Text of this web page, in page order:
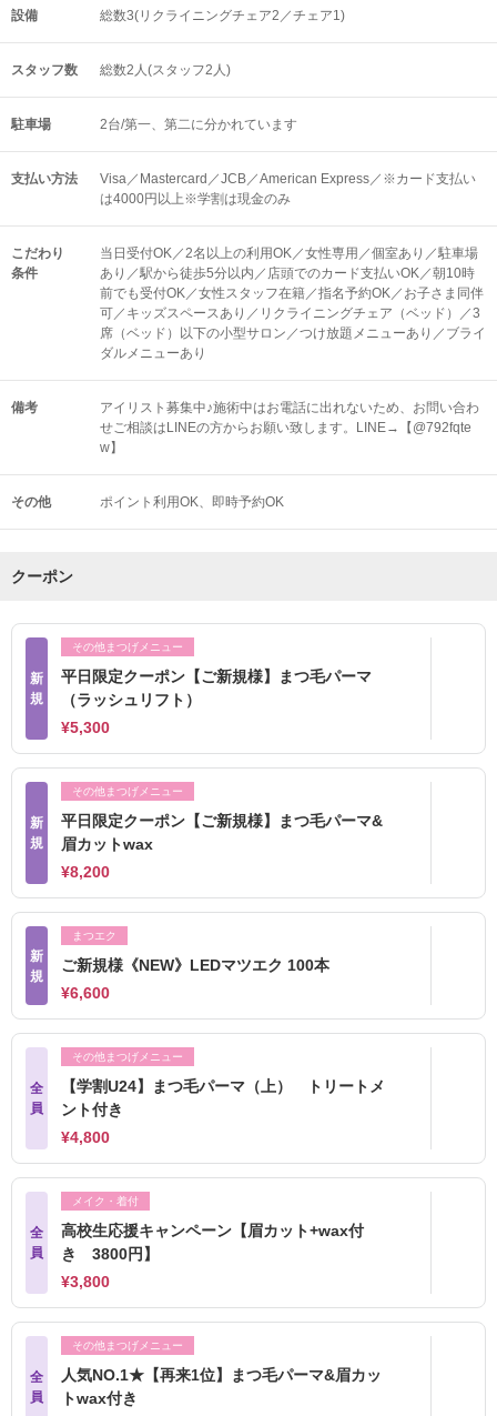
設備 総数3(リクライニングチェア2／チェア1)
スタッフ数 総数2人(スタッフ2人)
駐車場 2台/第一、第二に分かれています
支払い方法
Visa／Mastercard／JCB／American Express／※カード支払い
は4000円以上※学割は現金のみ
こだわり
条件
当日受付OK／2名以上の利用OK／女性専用／個室あり／駐車場
あり／駅から徒歩5分以内／店頭でのカード支払いOK／朝10時
前でも受付OK／女性スタッフ在籍／指名予約OK／お子さま同伴
可／キッズスペースあり／リクライニングチェア（ベッド）／3
席（ベッド）以下の小型サロン／つけ放題メニューあり／ブライ
ダルメニューあり
備考
アイリスト募集中♪施術中はお電話に出れないため、お問い合わ
せご相談はLINEの方からお願い致します。LINE→【@792fqte
w】
その他 ポイント利用OK 即時予約OK
クーポン
新
規
その他まつげメニュー
平日限定クーポン【ご新規様】まつ毛パーマ
（ラッシュリフト）
¥5,300
新
規
その他まつげメニュー
平日限定クーポン【ご新規様】まつ毛パーマ&
眉カットwax
¥8,200
新
規
まつエク
ご新規様《NEW》LEDマツエク 100本
¥6,600
全
員
その他まつげメニュー
【学割U24】まつ毛パーマ（上） トリートメ
ント付き
¥4,800
全
員
メイク・着付
高校生応援キャンペーン【眉カット+wax付
き 3800円】
¥3,800
全
員
その他まつげメニュー
人気NO.1★【再来1位】まつ毛パーマ&眉カッ
トwax付き